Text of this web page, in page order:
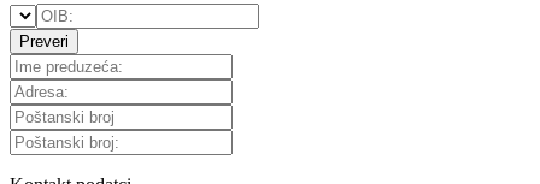
Preveri